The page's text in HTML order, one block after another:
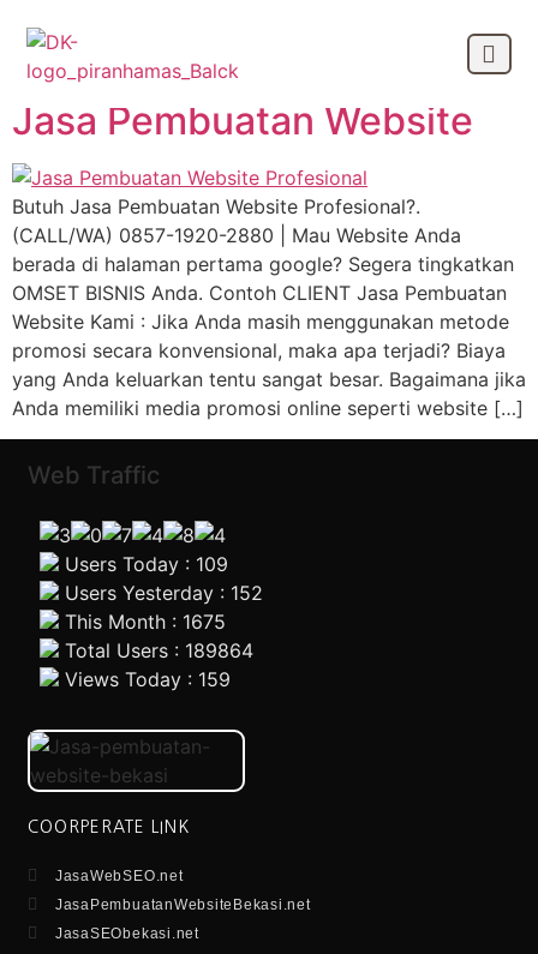
Month:March 2018
Jasa Pembuatan Website
Butuh Jasa Pembuatan Website Profesional?.
(CALL/WA) 0857-1920-2880 | Mau Website Anda
berada di halaman pertama google? Segera tingkatkan
OMSET BISNIS Anda. Contoh CLIENT Jasa Pembuatan
Website Kami : Jika Anda masih menggunakan metode
promosi secara konvensional, maka apa terjadi? Biaya
yang Anda keluarkan tentu sangat besar. Bagaimana jika
Anda memiliki media promosi online seperti website […]
Web Traffic
Users Today : 109
Users Yesterday : 152
This Month : 1675
Total Users : 189864
Views Today : 159
COORPERATE LINK
JasaWebSEO.net
JasaPembuatanWebsiteBekasi.net
JasaSEObekasi.net